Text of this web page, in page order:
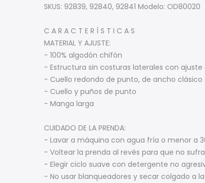
SKUS: 92839, 92840, 92841 Modelo: OD80020
C A R A C T E R Í S T I C A S
MATERIAL Y AJUSTE:
- 100% algodón chifón
- Estructura sin costuras laterales con ajuste
- Cuello redondo de punto, de ancho clásico
- Cuello y puños de punto
- Manga larga
CUIDADO DE LA PRENDA:
- Lavar a máquina con agua fría o menor a
- Voltear la prenda al revés para que no
- Elegir ciclo suave con detergente no
- No usar blanqueadores y secar colgado a